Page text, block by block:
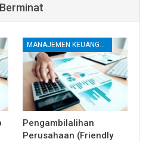
MANAJEMEN KEUANGAN
Pengambilalihan
Perusahaan (Friendly